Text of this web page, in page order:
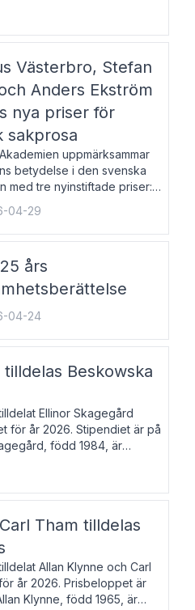
kronor per mottagare.
är universitet
Västerbro, Stefan
Anders Ekström
nya priser för
sakprosa
uppmärksammar
betydelse i den svenska
med tre nyinstiftade priser:
pris till
författare av svensk
i år går till Magnus
04-29
års
04-24
Beskowska
Ellinor Skagegård
för år 2026. Stipendiet är på
född 1984, är
Hon skriver
Dagbladet, Ups
Tham tilldelas
Allan Klynne och Carl
år 2026. Prisbeloppet är
Klynne, född 1965, är